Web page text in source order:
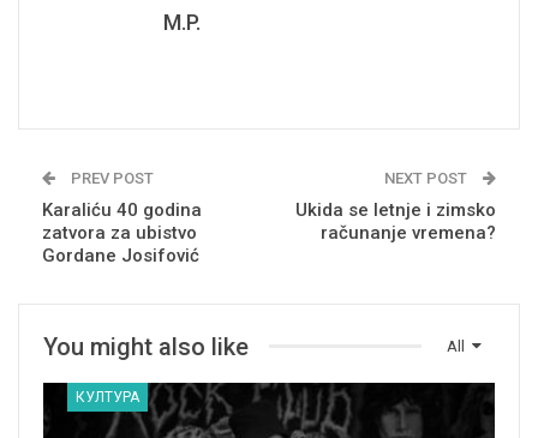
M.P.
PREV POST
Karaliću 40 godina
zatvora za ubistvo
Gordane Josifović
NEXT POST
Ukida se letnje i zimsko
računanje vremena?
All
You might also like
КУЛТУРА